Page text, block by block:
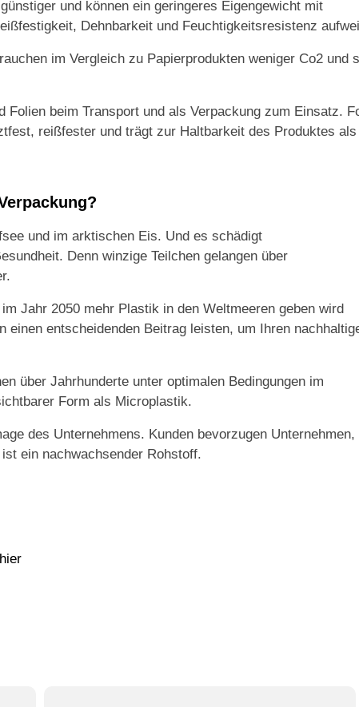
und können ein geringeres Eigengewicht mit
Dehnbarkeit und Feuchtigkeitsresistenz
im Vergleich zu Papierprodukten weniger Co2 und
Folien beim Transport und als Verpackung zum Einsatz.
reißfester und trägt zur Haltbarkeit des Produktes
und im arktischen Eis. Und es schädigt
Denn winzige Teilchen gelangen über
Jahr 2050 mehr Plastik in den Weltmeeren geben wird
einen entscheidenden Beitrag leisten, um Ihren
über Jahrhunderte unter optimalen Bedingungen im
Form als Microplastik.
des Unternehmens. Kunden bevorzugen Unternehmen,
ein nachwachsender Rohstoff.